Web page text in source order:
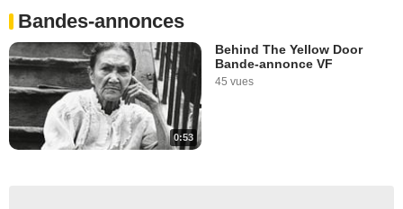
Bandes-annonces
0:53
Behind The Yellow Door
Bande-annonce VF
45 vues